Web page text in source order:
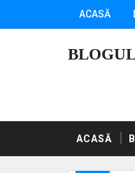
ACASĂ
ACASĂ